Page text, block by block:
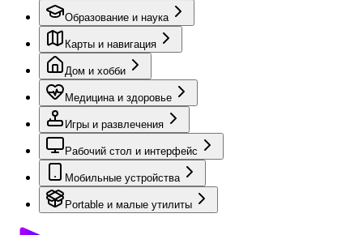
Образование и наука
Карты и навигация
Дом и хобби
Медицина и здоровье
Игры и развлечения
Рабочий стол и интерфейс
Мобильные устройства
Portable и малые утилиты